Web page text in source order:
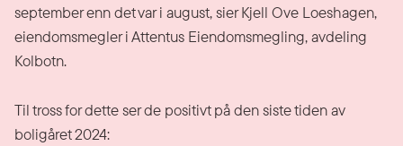
september enn det var i august, sier Kjell Ove Loeshagen,
eiendomsmegler i Attentus Eiendomsmegling, avdeling
Kolbotn.
Til tross for dette ser de positivt på den siste tiden av
boligåret 2024: